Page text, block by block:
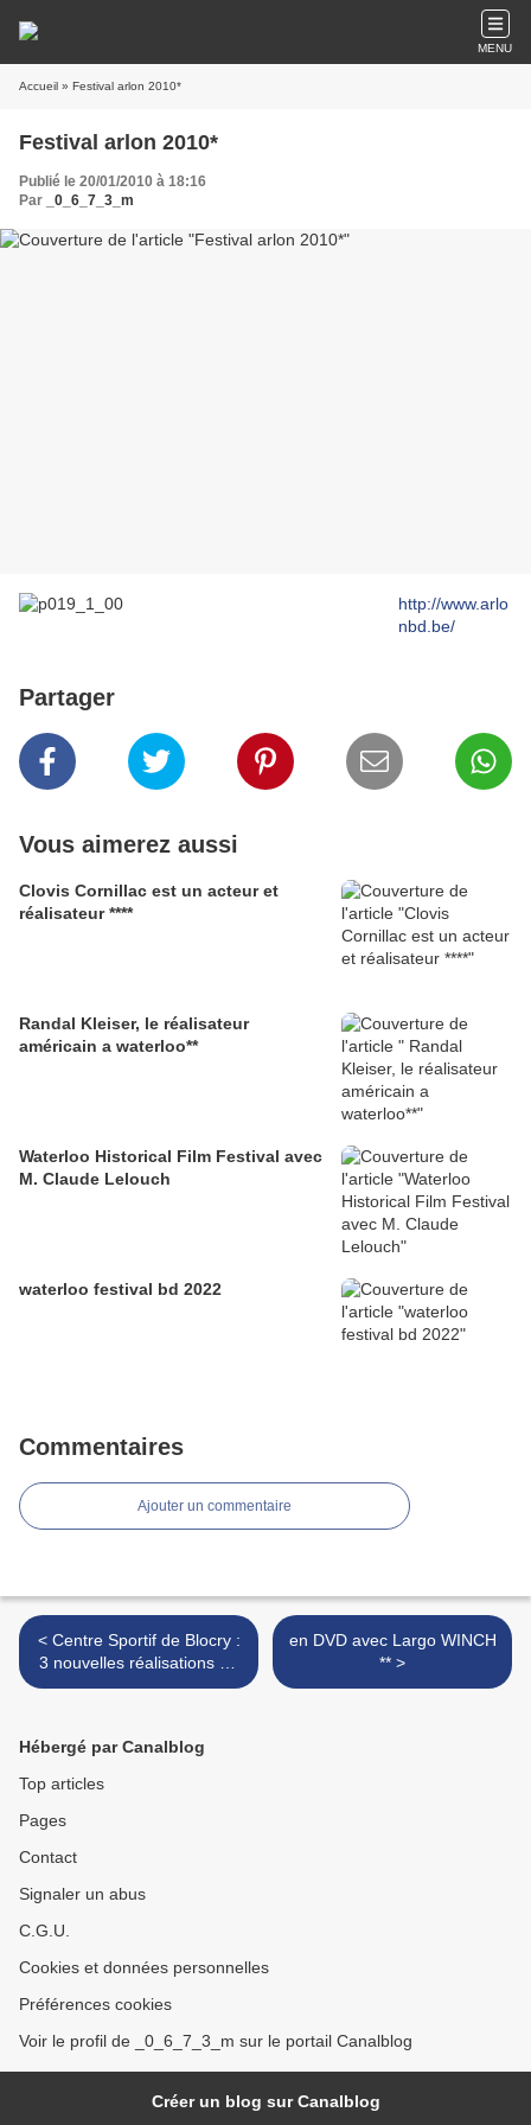
MENU
Accueil » Festival arlon 2010*
Festival arlon 2010*
Publié le 20/01/2010 à 18:16
Par
_0_6_7_3_m
http://www.arlo
nbd.be/
Partager
Vous aimerez aussi
Clovis Cornillac est un acteur et
réalisateur ****
Randal Kleiser, le réalisateur
américain a waterloo**
Waterloo Historical Film Festival avec
M. Claude Lelouch
waterloo festival bd 2022
Commentaires
Ajouter un commentaire
< Centre Sportif de Blocry :
3 nouvelles réalisations du
musée du Sport et de la
en DVD avec Largo WINCH
** >
Hébergé par Canalblog
Top articles
Pages
Contact
Signaler un abus
C.G.U.
Cookies et données personnelles
Préférences cookies
Voir le profil de _0_6_7_3_m sur le portail Canalblog
Créer un blog sur Canalblog